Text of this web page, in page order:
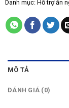
Danh mục: Hỗ trợ ăn
MÔ TẢ
ĐÁNH GIÁ (0)